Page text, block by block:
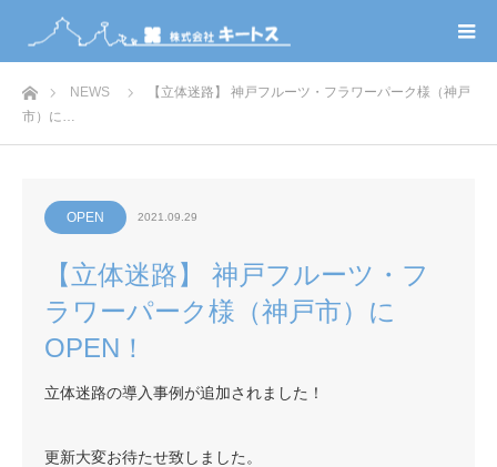
ホームNEWS
【立体迷路】 神戸フルーツ・フラワーパーク様（神戸
市）に…
OPEN 2021.09.29
【立体迷路】 神戸フルーツ・フ
ラワーパーク様（神戸市）に
OPEN！
立体迷路の導入事例が追加されました！
更新大変お待たせ致しました。